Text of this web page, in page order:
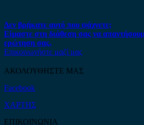
Δεν βρήκατε αυτό που ψάχνετε;
Είμαστε στη διάθεση σας να
ερώτηση σας.
Επικοινωνήστε μαζί μας
ΑΚΟΛΟΥΘΗΣΤΕ ΜΑΣ
Facebook
ΧΑΡΤΗΣ
ΕΠΙΚΟΙΝΩΝΙΑ